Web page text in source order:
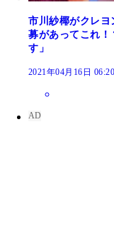
市川紗椰がクレ
募があってこれ
す」
2021年04月16日 06:20